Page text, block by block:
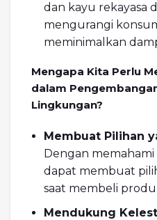
dan kayu rekayasa
mengurangi
meminimalkan
Mengapa Kita Perlu
dalam
Lingkungan?
Membuat Pilihan
Dengan memahami
dapat membuat
saat membeli
Mendukung